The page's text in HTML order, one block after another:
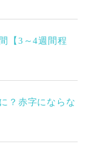
【3～4週間程
？赤字にならな